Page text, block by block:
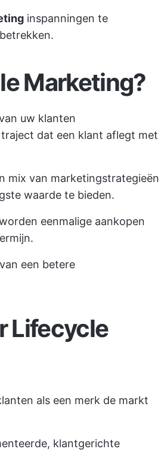
inspanningen te
Marketing?
uw klanten
dat een klant aflegt met
mix van marketingstrategieën
waarde te bieden.
eenmalige aankopen
een betere
Lifecycle
als een merk de markt
klantgerichte